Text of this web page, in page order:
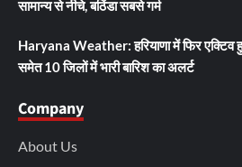
सामान्य से नीचे, बठिंडा सबसे गर्म
Haryana Weather: हरियाणा में फिर एक्टिव
समेत 10 जिलों में भारी बारिश का अलर्ट
Company
About Us